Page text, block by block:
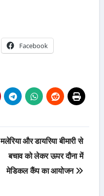
Facebook
मलेरिया और डायरिया बीमारी से
बचाव को लेकर ऊपर दौना में
मेडिकल कैंप का आयोजन